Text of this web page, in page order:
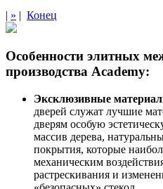
| » | Конец
Особенности элитных
производства Academy:
Эксклюзивные
дверей служат лучшие
дверям особую
массив дерева,
покрытия, которые
механическим
растрескивания и